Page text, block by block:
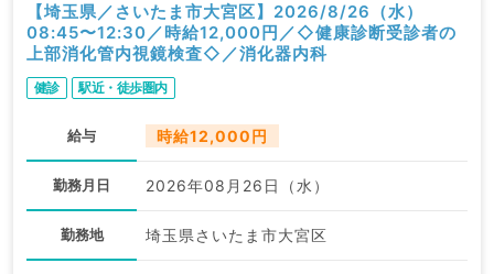
【埼玉県／さいたま市大宮区】2026/8/26（水）
08:45〜12:30／時給12,000円／◇健康診断受診者の
上部消化管内視鏡検査◇／消化器内科
健診 駅近・徒歩圏内
給与 時給12,000円
勤務月日 2026年08月26日（水）
勤務地 埼玉県さいたま市大宮区